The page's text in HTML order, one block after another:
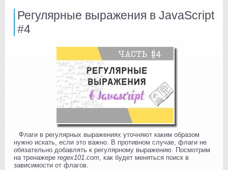
Регулярные выражения в JavaScript
#4
Флаги в регулярных выражениях уточняют каким образом
нужно искать, если это важно. В противном случае, флаги не
обязательно добавлять к регулярному выражению. Посмотрим
на тренажере regex101.com, как будет меняться поиск в
зависимости от флагов.